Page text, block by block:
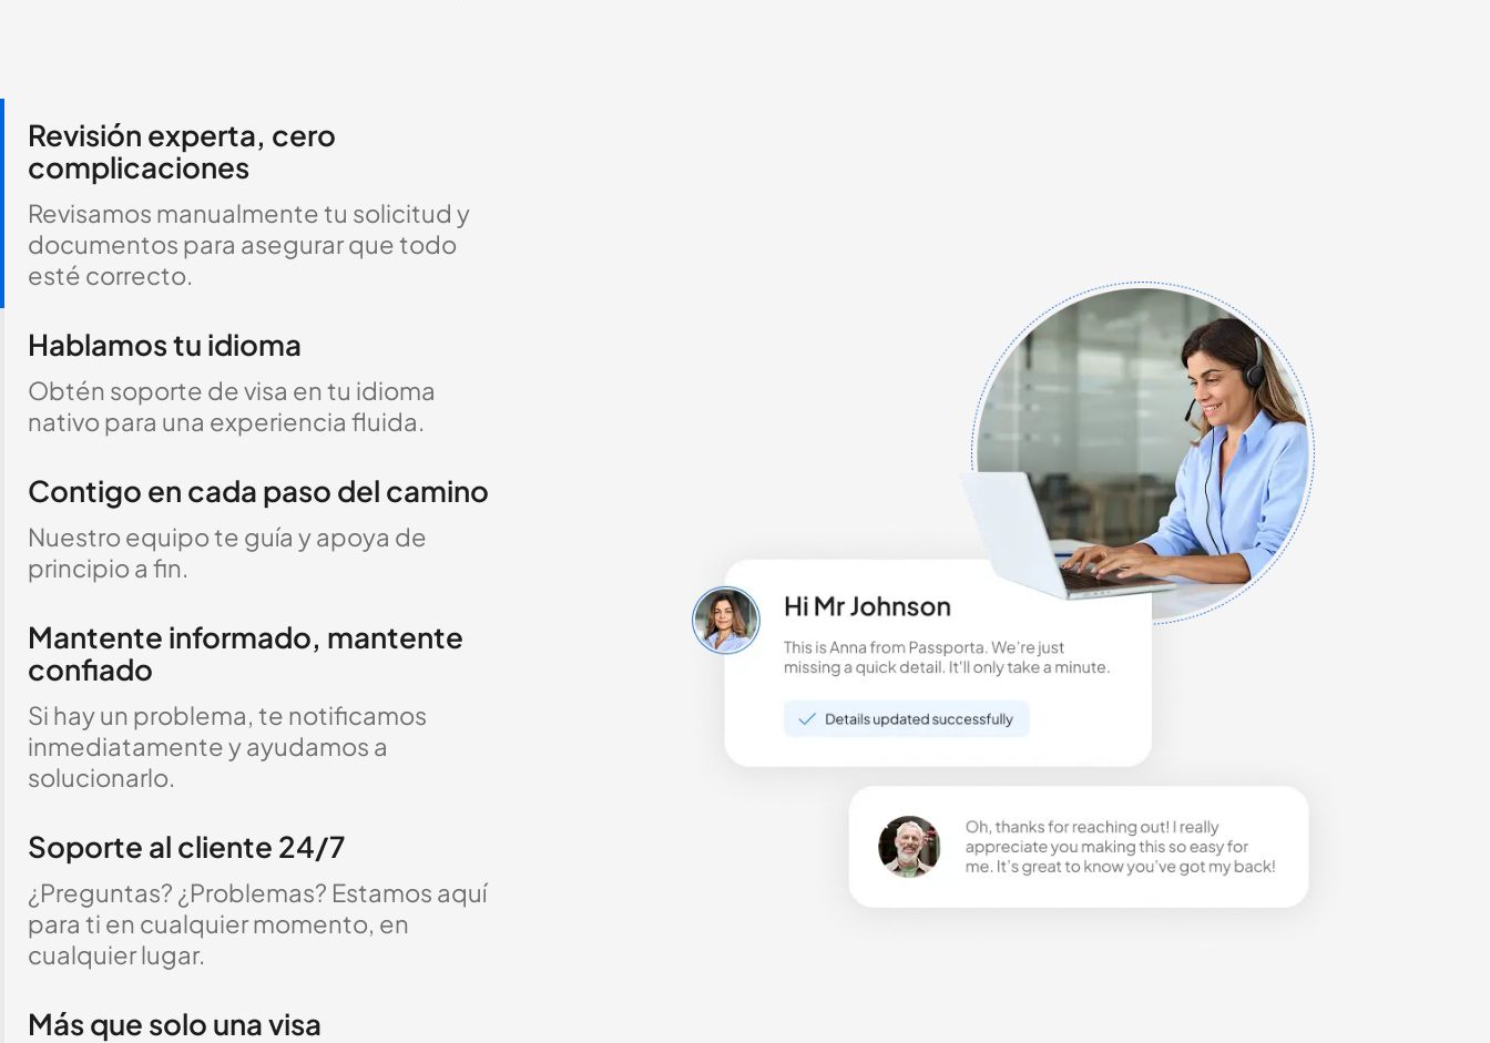
Revisión experta, cero
complicaciones
Revisamos manualmente tu solicitud y
documentos para asegurar que todo
esté correcto.
Hablamos tu idioma
Obtén soporte de visa en tu idioma
nativo para una experiencia fluida.
Contigo en cada paso del camino
Nuestro equipo te guía y apoya de
principio a fin.
Mantente informado, mantente
confiado
Si hay un problema, te notificamos
inmediatamente y ayudamos a
solucionarlo.
Soporte al cliente 24/7
¿Preguntas? ¿Problemas? Estamos aquí
para ti en cualquier momento, en
cualquier lugar.
Más que solo una visa